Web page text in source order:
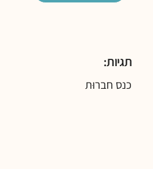
תגיות:
כנס חברוּת